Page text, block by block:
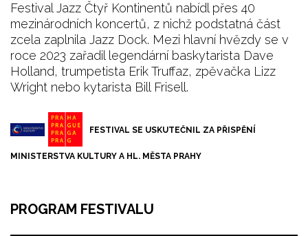
Festival Jazz Čtyř Kontinentů nabídl přes 40
mezinárodních koncertů, z nichž podstatná část
zcela zaplnila Jazz Dock. Mezi hlavní hvězdy se v
roce 2023 zařadil legendární baskytarista Dave
Holland, trumpetista Erik Truffaz, zpěvačka Lizz
Wright nebo kytarista Bill Frisell.
FESTIVAL SE USKUTEČNIL ZA PŘISPĚNÍ
MINISTERSTVA KULTURY A HL. MĚSTA PRAHY
PROGRAM FESTIVALU